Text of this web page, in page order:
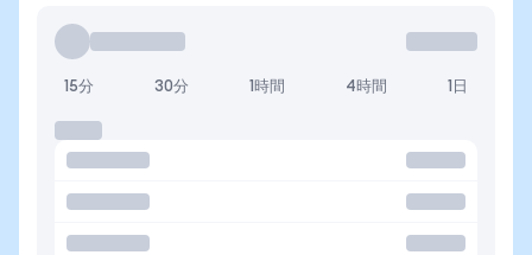
15分 30分 1時間 4時間 1日